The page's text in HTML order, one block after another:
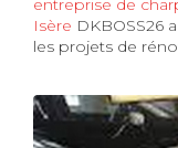
entreprise de
Isère DKBOSS26
les projets de